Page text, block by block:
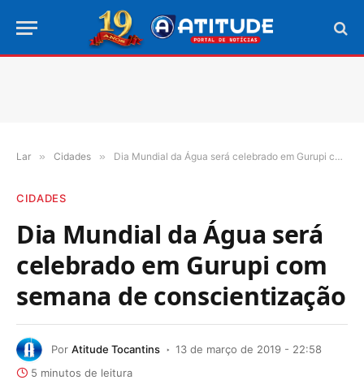
Lar » Cidades » Dia Mundial da Água será celebrado em Gurupi com semana de conscientização
CIDADES
Dia Mundial da Água será
celebrado em Gurupi com
semana de conscientização
Por Atitude Tocantins
13 de março de 2019 - 22:58
5 minutos de leitura